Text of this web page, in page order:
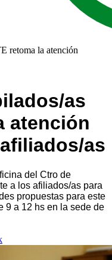
retoma la atención
as
atención
as
del Ctro de
a los afiliados/as para
propuestas para este
9 a 12 hs en la sede de